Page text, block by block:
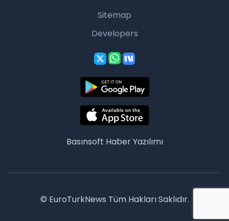
Sitemap
Developers
Basınsoft Haber Yazılımı
© EuroTurkNews Tüm Hakları Saklıdır.